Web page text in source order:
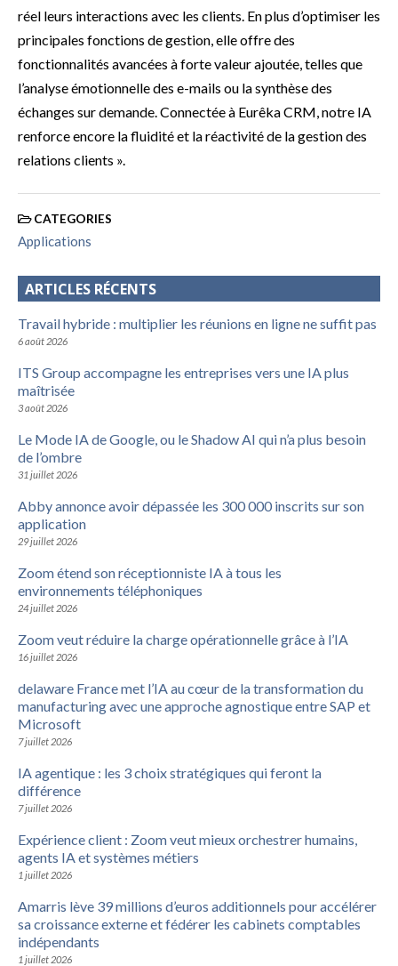
réel leurs interactions avec les clients. En plus d’optimiser les
principales fonctions de gestion, elle offre des
fonctionnalités avancées à forte valeur ajoutée, telles que
l’analyse émotionnelle des e-mails ou la synthèse des
échanges sur demande. Connectée à Eurêka CRM, notre IA
renforce encore la fluidité et la réactivité de la gestion des
relations clients ».
CATEGORIES
Applications
ARTICLES RÉCENTS
Travail hybride : multiplier les réunions en ligne ne suffit pas
6 août 2026
ITS Group accompagne les entreprises vers une IA plus
maîtrisée
3 août 2026
Le Mode IA de Google, ou le Shadow AI qui n’a plus besoin
de l’ombre
31 juillet 2026
Abby annonce avoir dépassée les 300 000 inscrits sur son
application
29 juillet 2026
Zoom étend son réceptionniste IA à tous les
environnements téléphoniques
24 juillet 2026
Zoom veut réduire la charge opérationnelle grâce à l’IA
16 juillet 2026
delaware France met l’IA au cœur de la transformation du
manufacturing avec une approche agnostique entre SAP et
Microsoft
7 juillet 2026
IA agentique : les 3 choix stratégiques qui feront la
différence
7 juillet 2026
Expérience client : Zoom veut mieux orchestrer humains,
agents IA et systèmes métiers
1 juillet 2026
Amarris lève 39 millions d’euros additionnels pour accélérer
sa croissance externe et fédérer les cabinets comptables
indépendants
1 juillet 2026